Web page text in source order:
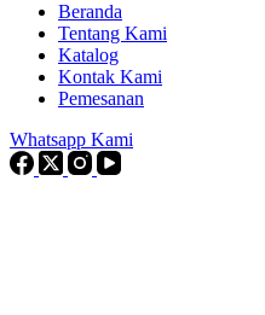
Beranda
Tentang Kami
Katalog
Kontak Kami
Pemesanan
Whatsapp Kami